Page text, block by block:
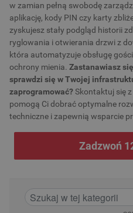
w zamian pełną swobodę
aplikację, kody PIN czy karty
zyskujesz stały podgląd historii
ryglowania i otwierania drzwi z
która automatyzuje obsługę
ochrony mienia.Zastanawiasz
sprawdzi się w Twojej
zaprogramować?Skontaktuj się z
pomogą Ci dobrać optymalne
techniczne i zapewnią wsparcie
Zadzwoń